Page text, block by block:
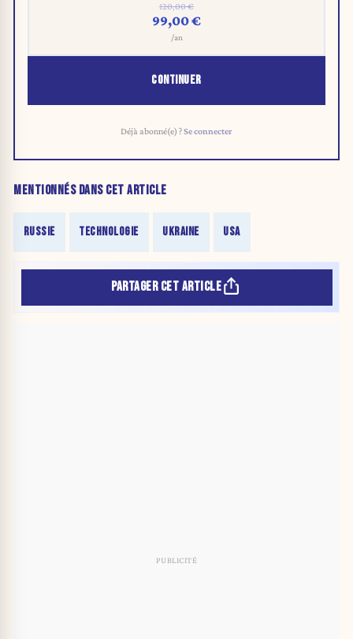
120,00 €
99,00 €
/an
CONTINUER
Déjà abonné(e) ?Se connecter
MENTIONNÉS DANS CET ARTICLE
RUSSIE TECHNOLOGIE UKRAINE USA
PARTAGER CET ARTICLE